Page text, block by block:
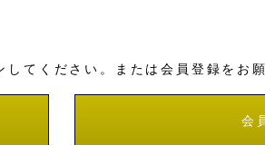
してください。または会員登録をお
会